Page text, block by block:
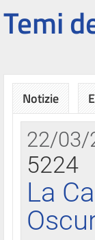
Temi
Notizie
22/03/
5224
La